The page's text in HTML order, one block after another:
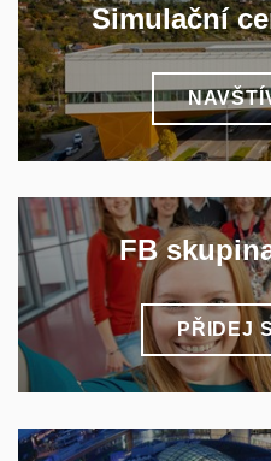
Simulační
FB
PŘIDEJ